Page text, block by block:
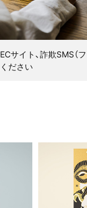
の不正アクセスに
るお知らせとお詫び
ECサイト、詐欺SMS（
ださい
＞ 紺/ベージュをお買
ドリ『ブックスタイ
＞ イヌ柄 黄色/青緑を